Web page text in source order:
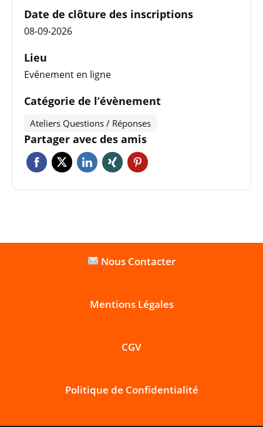
Date de clôture des inscriptions
08-09-2026
Lieu
Evénement en ligne
Catégorie de l’évènement
Ateliers Questions / Réponses
Partager avec des amis
Nous Contacter
Mentions Légales
CGV
Politique de Confidentialité